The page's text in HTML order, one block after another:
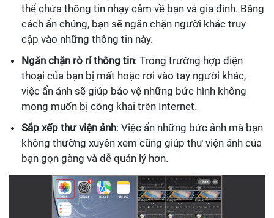
thể chứa thông tin nhạy cảm về bạn và gia đình. Bằng
cách ẩn chúng, bạn sẽ ngăn chặn người khác truy
cập vào những thông tin này.
Ngăn chặn rò rỉ thông tin: Trong trường hợp điện
thoại của bạn bị mất hoặc rơi vào tay người khác,
việc ẩn ảnh sẽ giúp bảo vệ những bức hình không
mong muốn bị công khai trên Internet.
Sắp xếp thư viện ảnh: Việc ẩn những bức ảnh mà bạn
không thường xuyên xem cũng giúp thư viện ảnh của
bạn gọn gàng và dễ quản lý hơn.